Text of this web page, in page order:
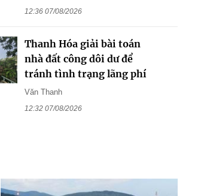
12:36 07/08/2026
Thanh Hóa giải bài toán
nhà đất công dôi dư để
tránh tình trạng lãng phí
Văn Thanh
12:32 07/08/2026